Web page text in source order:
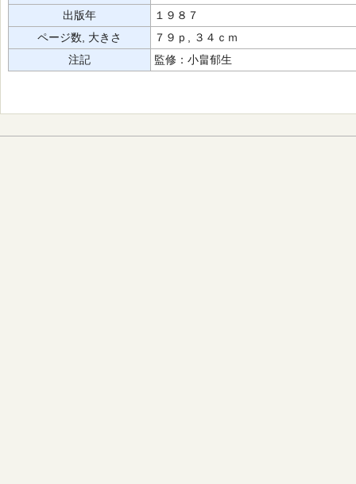
出版年
１９８７
ページ数, 大きさ
７９ｐ, ３４ｃｍ
注記
監修：小畠郁生